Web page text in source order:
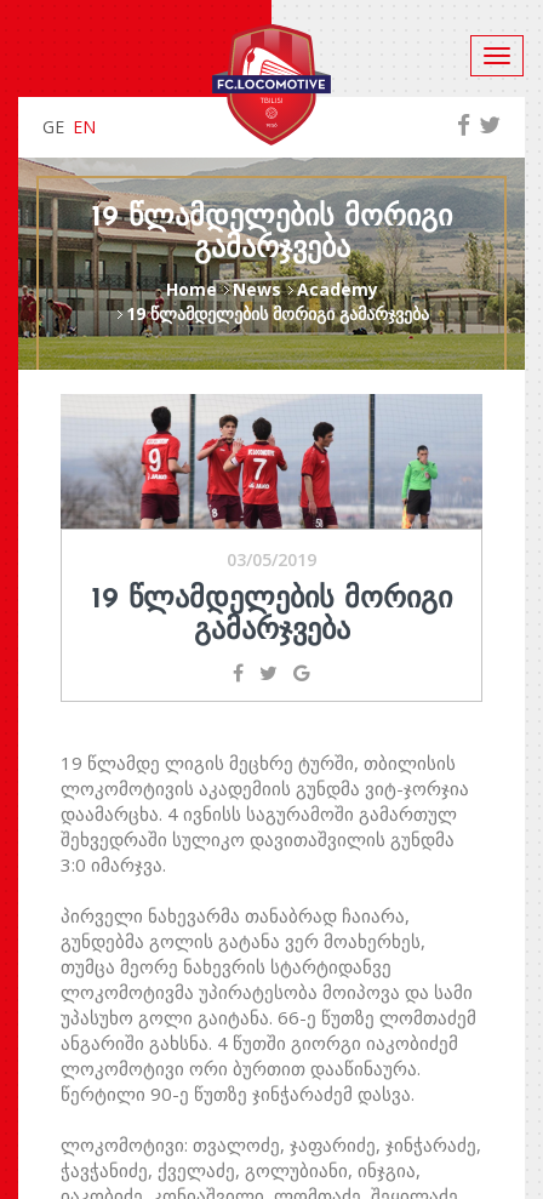
GE EN
19 ᲬᲚᲐᲛᲓᲔᲚᲔᲑᲘᲡ ᲛᲝᲠᲘᲒᲘ
ᲒᲐᲛᲐᲠᲯᲕᲔᲑᲐ
Home News
Academy
19 წლამდელების მორიგი გამარჯვება
03/05/2019
19 ᲬᲚᲐᲛᲓᲔᲚᲔᲑᲘᲡ ᲛᲝᲠᲘᲒᲘ
ᲒᲐᲛᲐᲠᲯᲕᲔᲑᲐ
19 წლამდე ლიგის მეცხრე ტურში, თბილისის
ლოკომოტივის აკადემიის გუნდმა ვიტ-ჯორჯია
დაამარცხა. 4 ივნისს საგურამოში გამართულ
შეხვედრაში სულიკო დავითაშვილის გუნდმა
3:0 იმარჯვა.
პირველი ნახევარმა თანაბრად ჩაიარა,
გუნდებმა გოლის გატანა ვერ მოახერხეს,
თუმცა მეორე ნახევრის სტარტიდანვე
ლოკომოტივმა უპირატესობა მოიპოვა და სამი
უპასუხო გოლი გაიტანა. 66-ე წუთზე ლომთაძემ
ანგარიში გახსნა. 4 წუთში გიორგი იაკობიძემ
ლოკომოტივი ორი ბურთით დააწინაურა.
წერტილი 90-ე წუთზე ჯინჭარაძემ დასვა.
ლოკომოტივი: თვალოძე, ჯაფარიძე, ჯინჭარაძე,
ჭავჭანიძე, ქველაძე, გოლუბიანი, ინჯგია,